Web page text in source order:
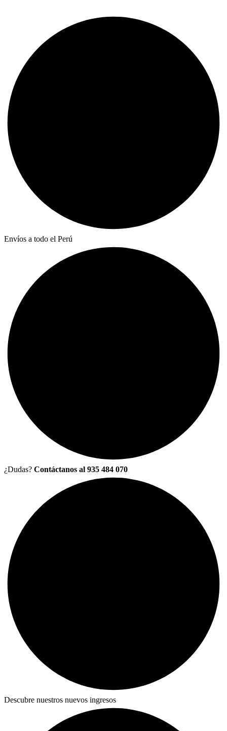
Envíos a todo el Perú
¿Dudas? Contáctanos al 935 484 070
Descubre nuestros nuevos ingresos